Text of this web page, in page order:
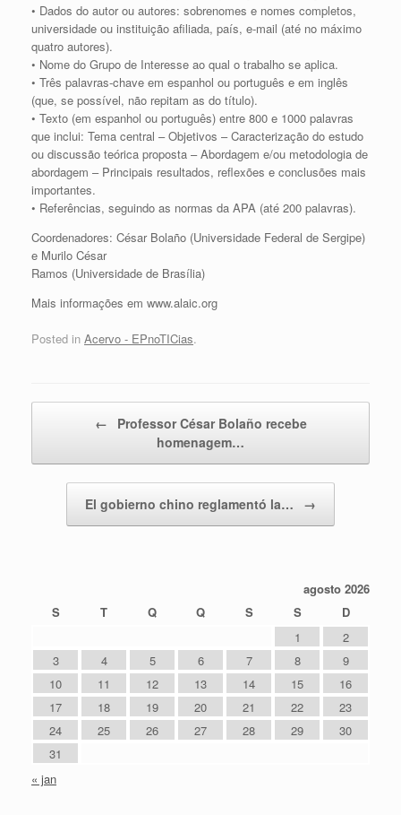
• Dados do autor ou autores: sobrenomes e nomes completos,
universidade ou instituição afiliada, país, e-mail (até no máximo
quatro autores).
• Nome do Grupo de Interesse ao qual o trabalho se aplica.
• Três palavras-chave em espanhol ou português e em inglês
(que, se possível, não repitam as do título).
• Texto (em espanhol ou português) entre 800 e 1000 palavras
que inclui: Tema central – Objetivos – Caracterização do estudo
ou discussão teórica proposta – Abordagem e/ou metodologia de
abordagem – Principais resultados, reflexões e conclusões mais
importantes.
• Referências, seguindo as normas da APA (até 200 palavras).
Coordenadores: César Bolaño (Universidade Federal de Sergipe)
e Murilo César
Ramos (Universidade de Brasília)
Mais informações em www.alaic.org
Posted in Acervo - EPnoTICias.
←
Professor César Bolaño recebe
homenagem…
El gobierno chino reglamentó la… →
agosto 2026
S
T Q Q S S
D
1
2
3
4 5 6 7 8
9
10
11 12 13 14 15
16
17
18 19 20 21 22
23
24
25 26 27 28 29
30
31
« jan